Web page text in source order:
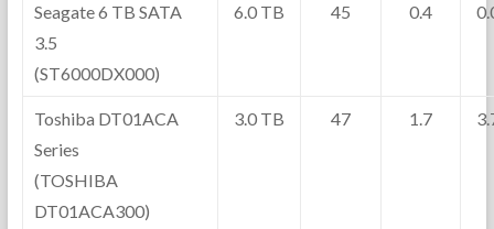
Seagate 6 TB SATA
3.5
(ST6000DX000)
6.0 TB 45 0.4
Toshiba DT01ACA
Series
(TOSHIBA
DT01ACA300)
3.0 TB 47 1.7